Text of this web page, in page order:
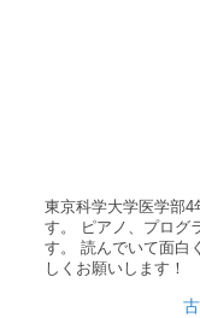
東京科学大学医学部
す。 ピアノ、プログ
す。 読んでいて面白
しくお願いします！